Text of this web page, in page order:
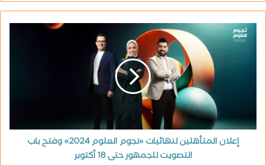
إعلان المتأهلين لنهائيات «نجوم العلوم 2024» وفتح باب
التصويت للجمهور حتى 18 أكتوبر